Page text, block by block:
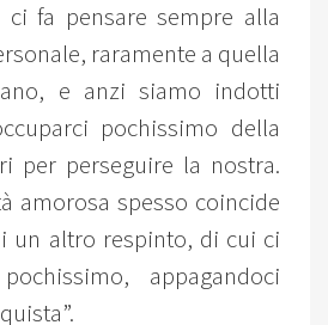
fa pensare sempre alla
raramente a quella
e anzi siamo indotti
pochissimo della
per perseguire la nostra.
amorosa spesso coincide
un altro respinto, di cui ci
appagandoci